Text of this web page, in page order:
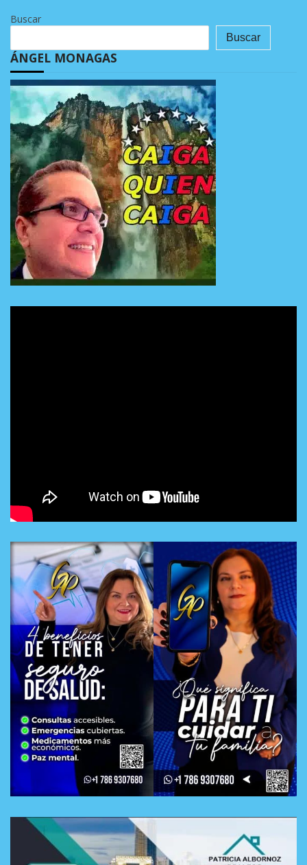
Buscar
Buscar
ÁNGEL MONAGAS